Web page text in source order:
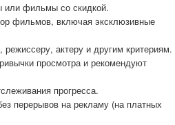
или фильмы со скидкой.
фильмов, включая эксклюзивные
режиссеру, актеру и другим критериям.
просмотра и рекомендуют
прогресса.
перерывов на рекламу (на платных